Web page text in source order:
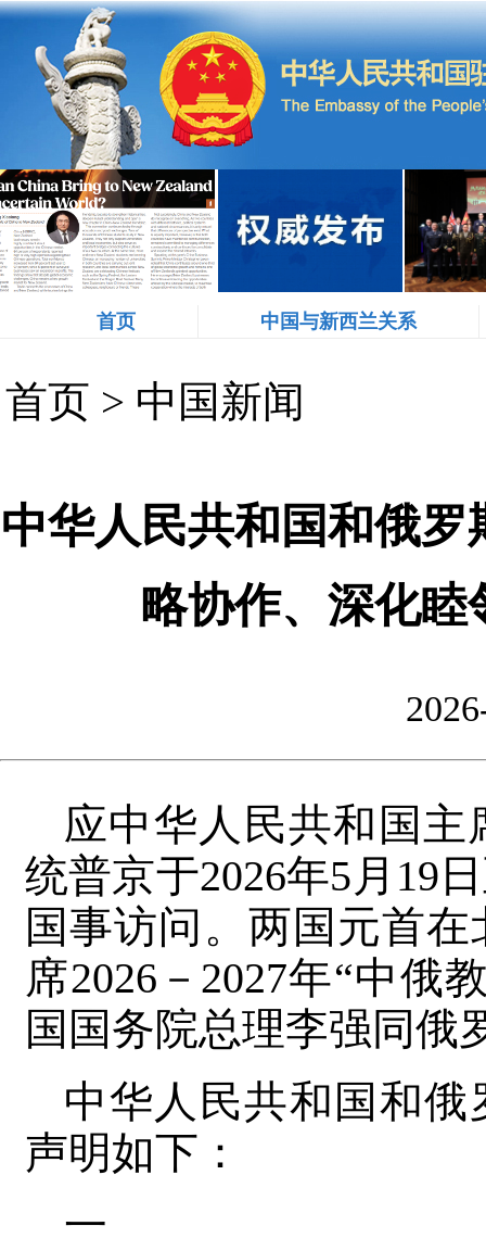
首页 中国与新西兰关系
首页 > 中国新闻
中华人民共和国和俄
略协作、深化
应中华人民共和国
统普京于2026年5月19
国事访问。两国元首
席2026－2027年“中俄
国国务院总理李强同俄
中华人民共和国和俄
声明如下：
一